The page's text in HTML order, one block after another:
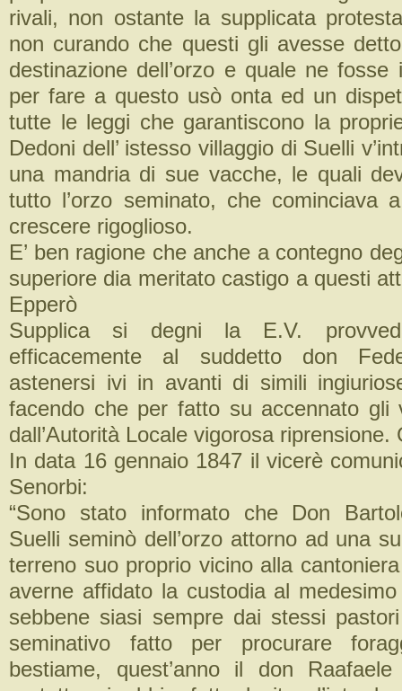
rivali, non ostante la supplicata
non curando che questi gli avesse
destinazione dell’orzo e quale ne fosse
per fare a questo usò onta ed un
tutte le leggi che garantiscono la
Dedoni dell’ istesso villaggio di Suelli
una mandria di sue vacche, le quali
tutto l’orzo seminato, che cominciava
crescere rigoglioso.
E’ ben ragione che anche a contegno
superiore dia meritato castigo a questi
Epperò
Supplica si degni la E.V.
efficacemente al suddetto don
astenersi ivi in avanti di simili
facendo che per fatto su accennato gli
dall’Autorità Locale vigorosa riprensione.
In data 16 gennaio 1847 il vicerè
Senorbi:
“Sono stato informato che Don
Suelli seminò dell’orzo attorno ad una
terreno suo proprio vicino alla
averne affidato la custodia al
sebbene siasi sempre dai stessi
seminativo fatto per procurare
bestiame, quest’anno il don